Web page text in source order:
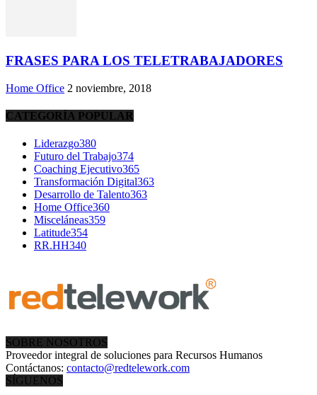
FRASES PARA LOS TELETRABAJADORES
Home Office 2 noviembre, 2018
CATEGORÍA POPULAR
Liderazgo380
Futuro del Trabajo374
Coaching Ejecutivo365
Transformación Digital363
Desarrollo de Talento363
Home Office360
Misceláneas359
Latitude354
RR.HH340
SOBRE NOSOTROS
Proveedor integral de soluciones para Recursos Humanos
Contáctanos: contacto@redtelework.com
SÍGUENOS